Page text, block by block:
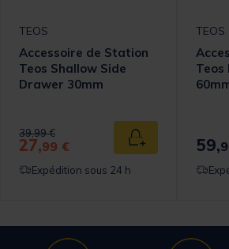
panier
TEOS
Accessoire de Station
Teos Shallow Side
Drawer 30mm
Price reduced from
39,99 €to
27,99 € Ajouter au
Expédition sous 24 h
TEOS
Teos
59,